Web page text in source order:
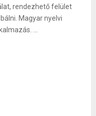
rendezhető felület
Magyar nyelvi
...